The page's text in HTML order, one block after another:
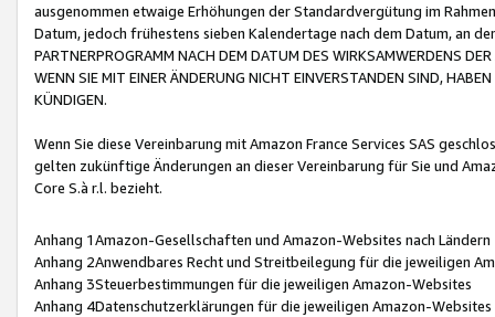
ausgenommen etwaige Erhöhungen der Standardvergütung im
Datum, jedoch frühestens sieben Kalendertage nach dem Datum, an
PARTNERPROGRAMM NACH DEM DATUM DES WIRKSAMWERDENS
WENN SIE MIT EINER ÄNDERUNG NICHT EINVERSTANDEN SIND,
KÜNDIGEN.
Wenn Sie diese Vereinbarung mit Amazon France Services SAS
gelten zukünftige Änderungen an dieser Vereinbarung für Sie und
Core S.à r.l. bezieht.
Anhang 1Amazon-Gesellschaften und Amazon-Websites nach Ländern
Anhang 2Anwendbares Recht und Streitbeilegung für die jeweiligen
Anhang 3Steuerbestimmungen für die jeweiligen Amazon-Websites
Anhang 4Datenschutzerklärungen für die jeweiligen Amazon-Websites